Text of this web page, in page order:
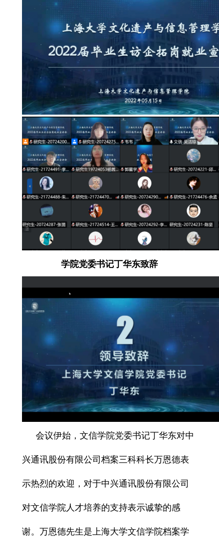
学院党委书记丁华东致辞
会议伊始，文信学院党委书记丁华东对中
兴通讯股份有限公司档案三科科长万恩德表
示热烈的欢迎， 对于中兴通讯股份有限公司
对文信学院人才培养的支持表示诚挚的感
谢。万恩德先生是 上海大学文信学院档案学